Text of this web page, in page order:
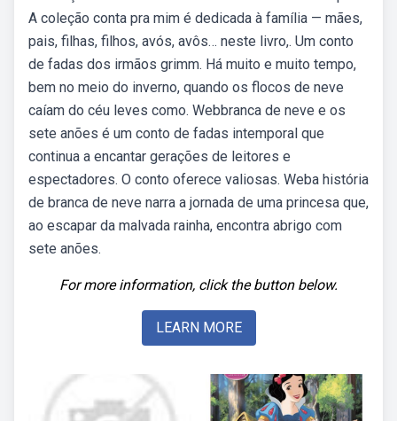
A coleção conta pra mim é dedicada à família — mães,
pais, filhas, filhos, avós, avôs… neste livro,. Um conto
de fadas dos irmãos grimm. Há muito e muito tempo,
bem no meio do inverno, quando os flocos de neve
caíam do céu leves como. Webbranca de neve e os
sete anões é um conto de fadas intemporal que
continua a encantar gerações de leitores e
espectadores. O conto oferece valiosas. Weba história
de branca de neve narra a jornada de uma princesa que,
ao escapar da malvada rainha, encontra abrigo com
sete anões.
For more information, click the button below.
LEARN MORE